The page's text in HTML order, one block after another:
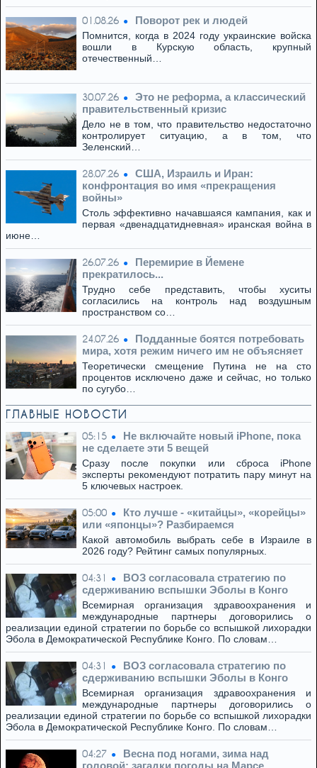
01.08.26 Поворот рек и людей
Помнится, когда в 2024 году украинские войска
вошли в Курскую область, крупный
отечественный…
30.07.26
Это не реформа, а классический
правительственный кризис
Дело не в том, что правительство недостаточно
контролирует ситуацию, а в том, что
Зеленский…
28.07.26
США, Израиль и Иран:
конфронтация во имя «прекращения
войны»
Столь эффективно начавшаяся кампания, как и
первая «двенадцатидневная» иранская война в
июне…
26.07.26
Перемирие в Йемене
прекратилось...
Трудно себе представить, чтобы хуситы
согласились на контроль над воздушным
пространством со…
24.07.26
Подданные боятся потребовать
мира, хотя режим ничего им не объясняет
Теоретически смещение Путина не на сто
процентов исключено даже и сейчас, но только
по сугубо…
ГЛАВНЫЕ НОВОСТИ
05:15
Не включайте новый iPhone, пока
не сделаете эти 5 вещей
Сразу после покупки или сброса iPhone
эксперты рекомендуют потратить пару минут на
5 ключевых настроек.
05:00
Кто лучше - «китайцы», «корейцы»
или «японцы»? Разбираемся
Какой автомобиль выбрать себе в Израиле в
2026 году? Рейтинг самых популярных.
04:31
ВОЗ согласовала стратегию по
сдерживанию вспышки Эболы в Конго
Всемирная организация здравоохранения и
международные партнеры договорились о
реализации единой стратегии по борьбе со вспышкой лихорадки
Эбола в Демократической Республике Конго. По словам…
04:31
ВОЗ согласовала стратегию по
сдерживанию вспышки Эболы в Конго
Всемирная организация здравоохранения и
международные партнеры договорились о
реализации единой стратегии по борьбе со вспышкой лихорадки
Эбола в Демократической Республике Конго. По словам…
04:27
Весна под ногами, зима над
головой: загадки погоды на Марсе